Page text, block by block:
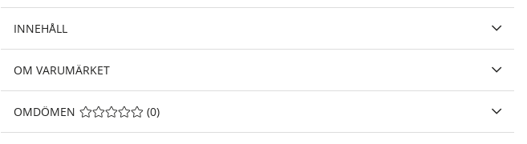
INNEHÅLL
OM VARUMÄRKET
OMDÖMEN MEDELBETYG 0 AV 5 ANTAL BETYG 0
(0)